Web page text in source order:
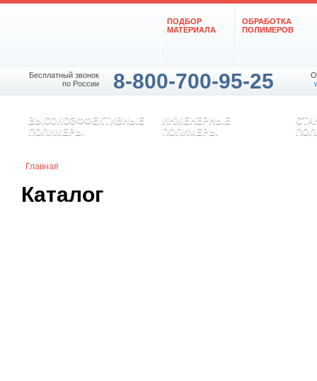
ПОДБОР
МАТЕРИАЛА
ОБРАБОТКА
ПОЛИМЕРОВ
Бесплатный звонок
по России
8-800-700-95-25
ВЫСОКОЭФФЕКТИВНЫЕ
ПОЛИМЕРЫ
ИНЖЕНЕРНЫЕ
ПОЛИМЕРЫ
Главная
Каталог